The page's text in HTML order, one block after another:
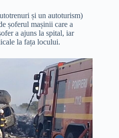
și un autoturism)
șoferul mașinii care a
a ajuns la spital, iar
la fața locului.